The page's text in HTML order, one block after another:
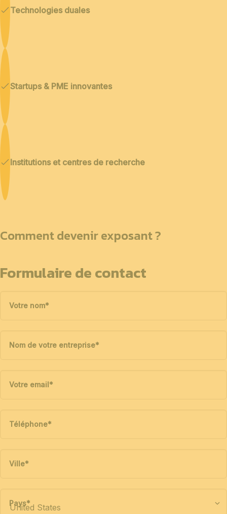
Technologies duales
Startups & PME innovantes
Institutions et centres de recherche
Comment devenir exposant ?
Formulaire de contact
Votre nom*
Nom de votre entreprise*
Votre email*
Téléphone*
Ville*
Pays*